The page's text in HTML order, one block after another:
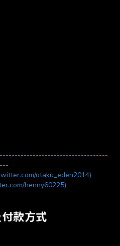
otaku_eden2014)
henny60225)
款方式